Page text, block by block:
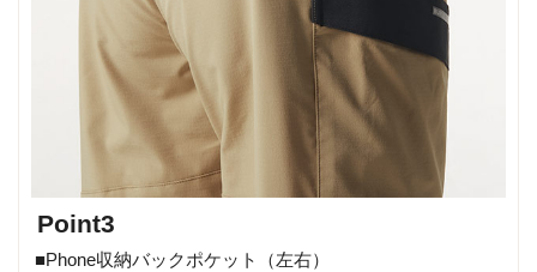
Point3
■Phone収納バックポケット（左右）